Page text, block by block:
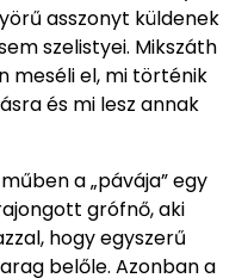
asszonyt küldenek
szelistyei. Mikszáth
meséli el, mi történik
és mi lesz annak
a „pávája” egy
grófnő, aki
hogy egyszerű
belőle. Azonban a